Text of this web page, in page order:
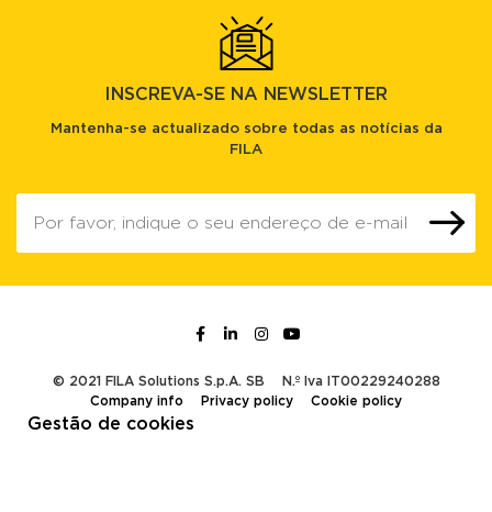
INSCREVA-SE NA NEWSLETTER
Mantenha-se actualizado sobre todas as notícias da
FILA
© 2021 FILA Solutions S.p.A. SB
N.º Iva IT00229240288
Company info
Privacy policy Cookie policy
Gestão de cookies